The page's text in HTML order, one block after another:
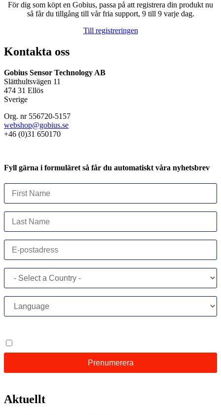
För dig som köpt en Gobius, passa på att registrera din produkt nu
så får du tillgång till vår fria support, 9 till 9 varje dag.
Till registreringen
Kontakta oss
Gobius Sensor Technology AB
Slätthultsvägen 11
474 31 Ellös
Sverige
Org. nr 556720-5157
webshop@gobius.se
+46 (0)31 650170
Fyll gärna i formuläret så får du automatiskt våra nyhetsbrev
Aktuellt